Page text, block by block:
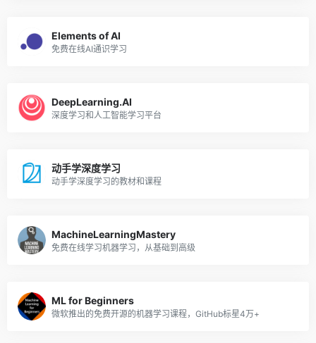
Elements of AI
免费在线AI通识学习
DeepLearning.AI
深度学习和人工智能学习平台
动手学深度学习
动手学深度学习的教材和课程
MachineLearningMastery
免费在线学习机器学习，从基础到高级
ML for Beginners
微软推出的免费开源的机器学习课程，GitHub标星4万+